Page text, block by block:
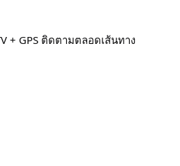
+ GPS ติดตามตลอดเส้นทาง